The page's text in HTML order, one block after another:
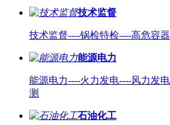
技术监督
技术监督----锅检特检----高危容
能源电力
能源电力----火力发电----风力发
测
石油化工